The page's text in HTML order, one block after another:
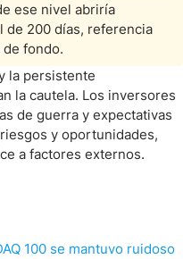
ese nivel abriría
de 200 días, referencia
fondo.
la persistente
la cautela. Los inversores
de guerra y expectativas
y oportunidades,
a factores externos.
100 se mantuvo ruidoso